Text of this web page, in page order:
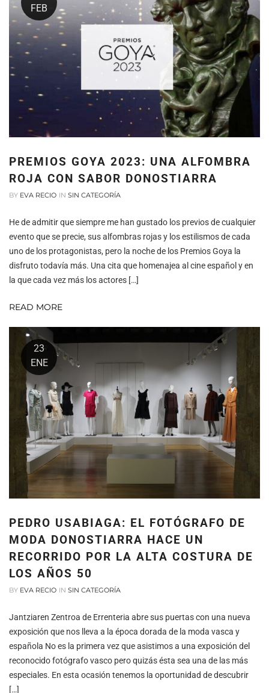
FEB
PREMIOS GOYA 2023: UNA ALFOMBRA
ROJA CON SABOR DONOSTIARRA
BY EVA RECIO IN SIN CATEGORÍA
He de admitir que siempre me han gustado los previos de cualquier
evento que se precie, sus alfombras rojas y los estilismos de cada
uno de los protagonistas, pero la noche de los Premios Goya la
disfruto todavía más. Una cita que homenajea al cine español y en
la que cada vez más los actores […]
READ MORE
23
ENE
PEDRO USABIAGA: EL FOTÓGRAFO DE
MODA DONOSTIARRA HACE UN
RECORRIDO POR LA ALTA COSTURA DE
LOS AÑOS 50
BY EVA RECIO IN SIN CATEGORÍA
Jantziaren Zentroa de Errenteria abre sus puertas con una nueva
exposición que nos lleva a la época dorada de la moda vasca y
española No es la primera vez que asistimos a una exposición del
reconocido fotógrafo vasco pero quizás ésta sea una de las más
especiales. En esta ocasión tenemos la oportunidad de descubrir
[…]